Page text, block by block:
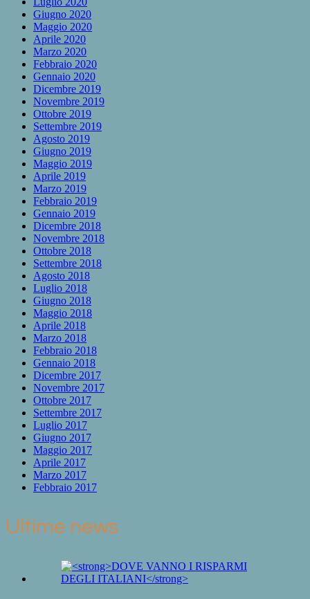
Giugno 2020
Maggio 2020
Aprile 2020
Marzo 2020
Febbraio 2020
Gennaio 2020
Dicembre 2019
Novembre 2019
Ottobre 2019
Settembre 2019
Agosto 2019
Giugno 2019
Maggio 2019
Aprile 2019
Marzo 2019
Febbraio 2019
Gennaio 2019
Dicembre 2018
Novembre 2018
Ottobre 2018
Settembre 2018
Agosto 2018
Luglio 2018
Giugno 2018
Maggio 2018
Aprile 2018
Marzo 2018
Febbraio 2018
Gennaio 2018
Dicembre 2017
Novembre 2017
Ottobre 2017
Settembre 2017
Luglio 2017
Giugno 2017
Maggio 2017
Aprile 2017
Marzo 2017
Febbraio 2017
Ultime news